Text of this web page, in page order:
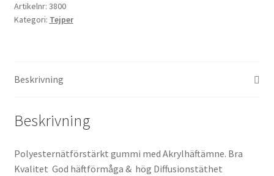
Artikelnr: 3800
Kategori: Tejper
Beskrivning
Beskrivning
Polyesternätförstärkt gummi med Akrylhäftämne. Bra
Kvalitet God häftförmåga & hög Diffusionstäthet